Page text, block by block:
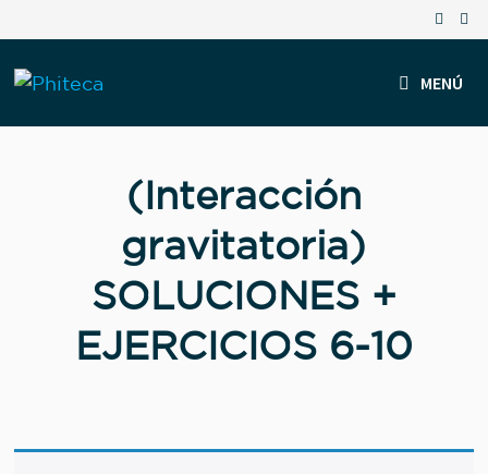
al
contenido
MENÚ
(Interacción
gravitatoria)
SOLUCIONES +
EJERCICIOS 6-10